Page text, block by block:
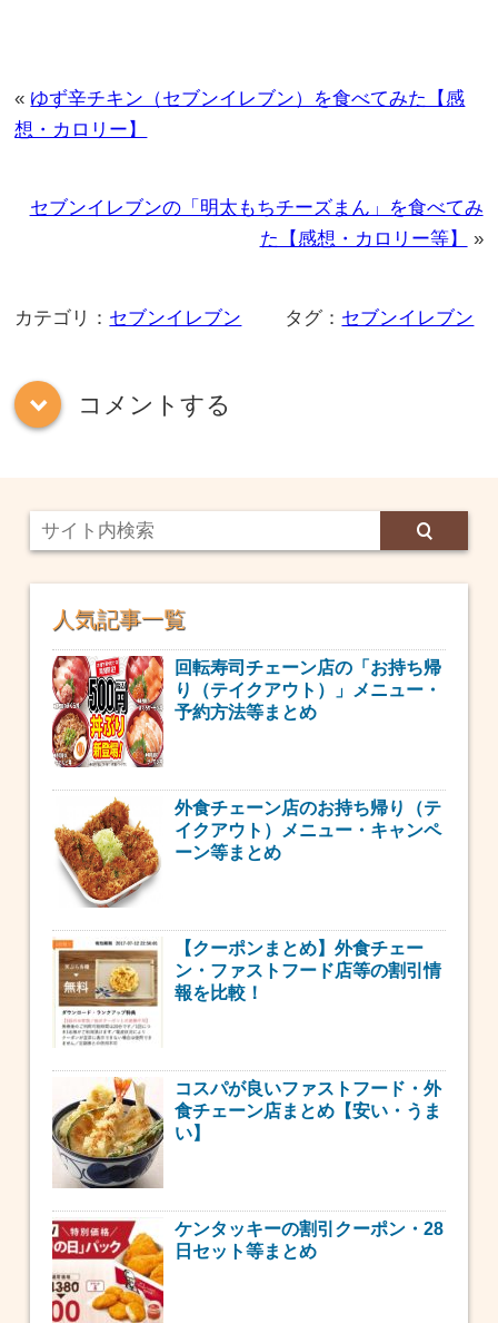
« ゆず辛チキン（セブンイレブン）を食べてみた【感
想・カロリー】
セブンイレブンの「明太もちチーズまん」を食べてみ
た【感想・カロリー等】
»
カテゴリ： セブンイレブン タグ： セブンイレブン
down コメントする
人気記事一覧
回転寿司チェーン店の「お持ち帰
り（テイクアウト）」メニュー・
予約方法等まとめ
外食チェーン店のお持ち帰り（テ
イクアウト）メニュー・キャンペ
ーン等まとめ
【クーポンまとめ】外食チェー
ン・ファストフード店等の割引情
報を比較！
コスパが良いファストフード・外
食チェーン店まとめ【安い・うま
い】
ケンタッキーの割引クーポン・28
日セット等まとめ